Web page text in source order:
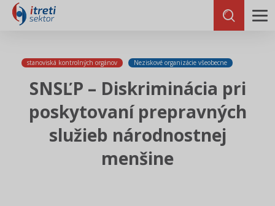
stanoviská kontrolných orgánov Neziskové organizácie všeobecne
SNSĽP – Diskriminácia pri
poskytovaní prepravných
služieb národnostnej
menšine